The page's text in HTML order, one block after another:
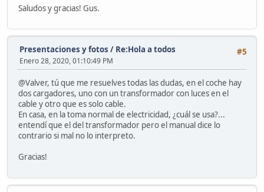
Saludos y gracias! Gus.
#5
Presentaciones y fotos / Re:Hola a todos
Enero 28, 2020, 01:10:49 PM
@Valver, tú que me resuelves todas las dudas, en el coche hay
dos cargadores, uno con un transformador con luces en el
cable y otro que es solo cable.
En casa, en la toma normal de electricidad, ¿cuál se usa?...
entendí que el del transformador pero el manual dice lo
contrario si mal no lo interpreto.
Gracias!